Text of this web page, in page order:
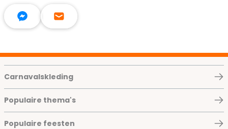
Carnavalskleding
Populaire thema's
Populaire feesten